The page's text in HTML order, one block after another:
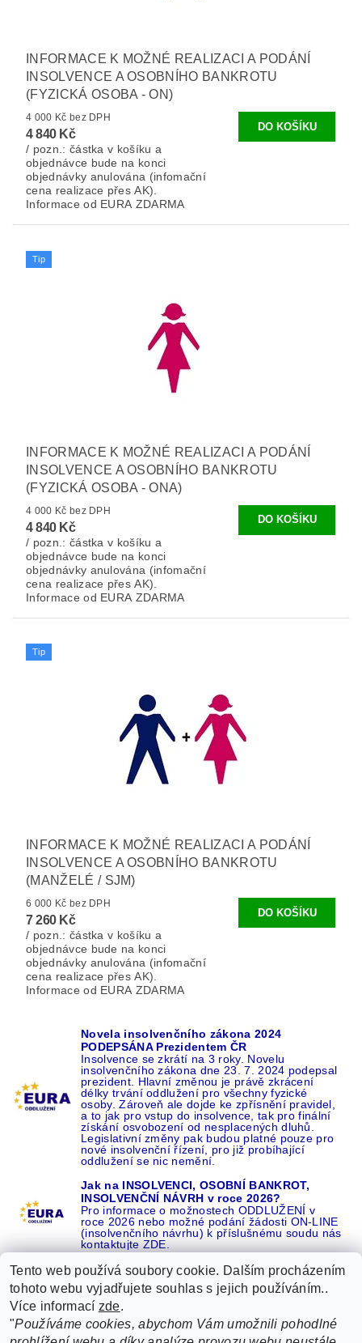
INFORMACE K MOŽNÉ REALIZACI A PODÁNÍ
INSOLVENCE A OSOBNÍHO BANKROTU
(FYZICKÁ OSOBA - ON)
4 000 Kč bez DPH
4 840 Kč
/ pozn.: částka v košíku a
objednávce bude na konci
objednávky anulována (infomační
cena realizace přes AK).
Informace od EURA ZDARMA
Tip
INFORMACE K MOŽNÉ REALIZACI A PODÁNÍ
INSOLVENCE A OSOBNÍHO BANKROTU
(FYZICKÁ OSOBA - ONA)
4 000 Kč bez DPH
4 840 Kč
/ pozn.: částka v košíku a
objednávce bude na konci
objednávky anulována (infomační
cena realizace přes AK).
Informace od EURA ZDARMA
Tip
INFORMACE K MOŽNÉ REALIZACI A PODÁNÍ
INSOLVENCE A OSOBNÍHO BANKROTU
(MANŽELÉ / SJM)
6 000 Kč bez DPH
7 260 Kč
/ pozn.: částka v košíku a
objednávce bude na konci
objednávky anulována (infomační
cena realizace přes AK).
Informace od EURA ZDARMA
Novela insolvenčního zákona 2024
PODEPSÁNA Prezidentem ČR
Insolvence se zkrátí na 3 roky. Novelu
insolvenčního zákona dne 23. 7. 2024 podepsal
prezident. Hlavní změnou je právě zkrácení
délky trvání oddlužení pro všechny fyzické
osoby. Zároveň ale dojde ke zpřísnění pravidel,
a to jak pro vstup do insolvence, tak pro finální
získání osvobození od nesplacených dluhů.
Legislativní změny pak budou platné pouze pro
nové insolvenční řízení, pro již probíhající
oddlužení se nic nemění.
Jak na INSOLVENCI, OSOBNÍ BANKROT,
INSOLVENČNÍ NÁVRH v roce 2026?
Pro informace o možnostech ODDLUŽENÍ v
roce 2026 nebo možné podání žádosti ON-LINE
(insolvenčního návrhu) k příslušnému soudu nás
kontaktujte ZDE.
Recenze o NÁS na GOOGLE 16 let REFERENCÍ v celé ČR |
Recenze o NÁS na SEZNAMU |
Tento web používá soubory cookie. Dalším procházením
tohoto webu vyjadřujete souhlas s jejich používáním..
Více informací zde.
"Používáme cookies, abychom Vám umožnili pohodlné